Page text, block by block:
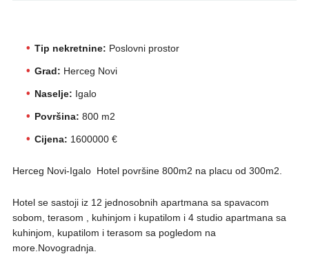
Tip nekretnine: Poslovni prostor
Grad: Herceg Novi
Naselje: Igalo
Površina: 800 m2
Cijena: 1600000 €
Herceg Novi-Igalo Hotel površine 800m2 na placu od 300m2.
Hotel se sastoji iz 12 jednosobnih apartmana sa spavacom
sobom, terasom , kuhinjom i kupatilom i 4 studio apartmana sa
kuhinjom, kupatilom i terasom sa pogledom na
more.Novogradnja.